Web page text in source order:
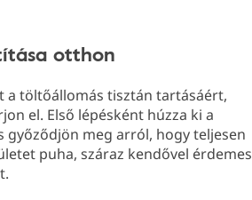
otthon
töltőállomás tisztán tartásáért,
el. Első lépésként húzza ki a
meg arról, hogy teljesen
puha, száraz kendővel érdemes